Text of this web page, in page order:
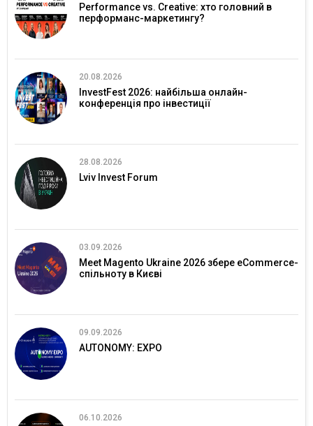
Performance vs. Creative: хто головний в
перформанс-маркетингу?
20.08.2026
InvestFest 2026: найбільша онлайн-
конференція про інвестиції
28.08.2026
Lviv Invest Forum
03.09.2026
Meet Magento Ukraine 2026 збере eCommerce-
спільноту в Києві
09.09.2026
AUTONOMY: EXPO
06.10.2026